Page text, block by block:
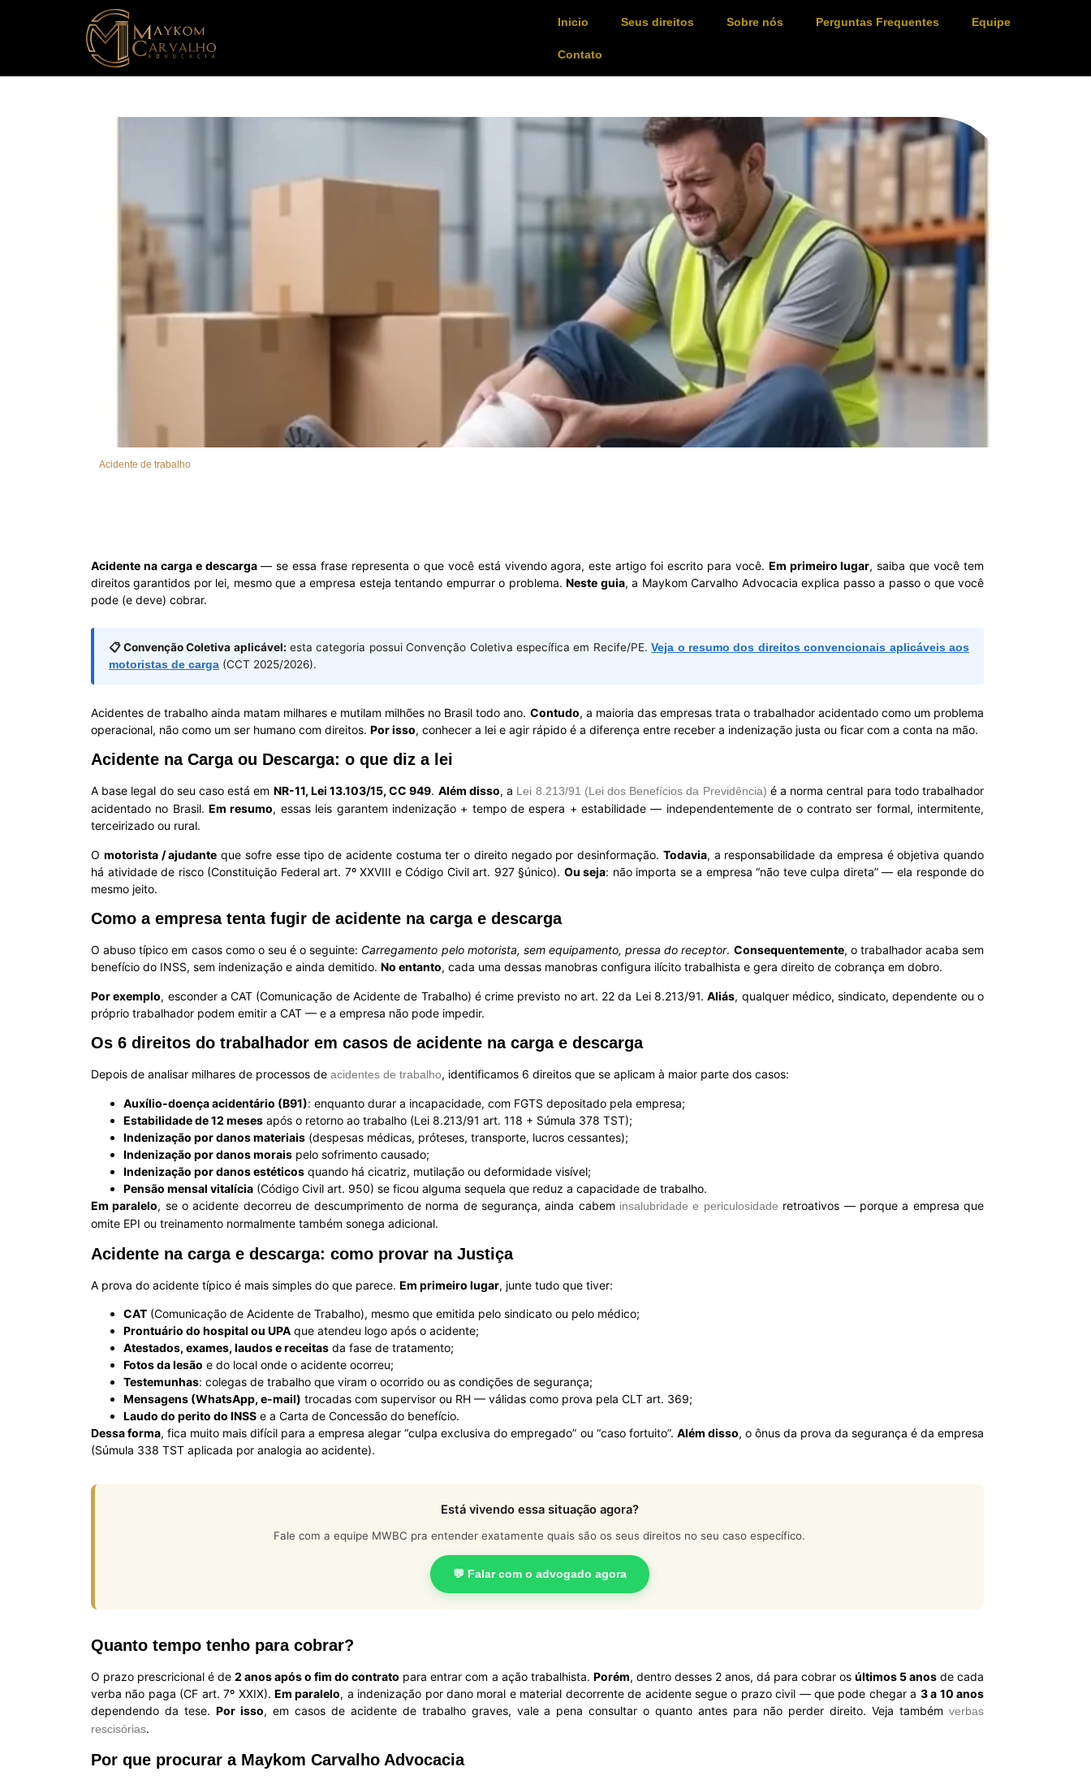
Inicio Seus direitos Sobre nós Perguntas Frequentes Equipe
Contato
Acidente de trabalho
Acidente na carga e descarga— se essa frase representa o que você está vivendo agora, este artigo foi escrito para você. Em primeiro lugar, saiba que você tem
direitos garantidos por lei, mesmo que a empresa esteja tentando empurrar o problema.Neste guia, a Maykom Carvalho Advocacia explica passo a passo o que você
pode (e deve) cobrar.
📋 Convenção Coletiva aplicável: esta categoria possui Convenção Coletiva específica em Recife/PE.Veja o resumo dos direitos convencionais aplicáveis aos
motoristas de carga (CCT 2025/2026).
Acidentes de trabalho ainda matam milhares e mutilam milhões no Brasil todo ano. Contudo, a maioria das empresas trata o trabalhador acidentado como um problema
operacional, não como um ser humano com direitos. Por isso, conhecer a lei e agir rápido é a diferença entre receber a indenização justa ou ficar com a conta na mão.
Acidente na Carga ou Descarga: o que diz a lei
A base legal do seu caso está em NR-11, Lei 13.103/15, CC 949. Além disso, a Lei 8.213/91 (Lei dos Benefícios da Previdência) é a norma central para todo trabalhador
acidentado no Brasil.Em resumo, essas leis garantem indenização + tempo de espera + estabilidade — independentemente de o contrato ser formal, intermitente,
terceirizado ou rural.
O motorista / ajudante que sofre esse tipo de acidente costuma ter o direito negado por desinformação. Todavia, a responsabilidade da empresa é objetiva quando
há atividade de risco (Constituição Federal art. 7º XXVIII e Código Civil art. 927 §único). Ou seja: não importa se a empresa “não teve culpa direta” — ela responde do
mesmo jeito.
Como a empresa tenta fugir de acidente na carga e descarga
O abuso típico em casos como o seu é o seguinte: Carregamento pelo motorista, sem equipamento, pressa do receptor. Consequentemente, o trabalhador acaba sem
benefício do INSS, sem indenização e ainda demitido. No entanto, cada uma dessas manobras configura ilícito trabalhista e gera direito de cobrança em dobro.
Por exemplo, esconder a CAT (Comunicação de Acidente de Trabalho) é crime previsto no art. 22 da Lei 8.213/91.Aliás, qualquer médico, sindicato, dependente ou o
próprio trabalhador podem emitir a CAT — e a empresa não pode impedir.
Os 6 direitos do trabalhador em casos de acidente na carga e descarga
Depois de analisar milhares de processos de acidentes de trabalho, identificamos 6 direitos que se aplicam à maior parte dos casos:
Auxílio-doença acidentário (B91): enquanto durar a incapacidade, com FGTS depositado pela empresa;
Estabilidade de 12 meses após o retorno ao trabalho (Lei 8.213/91 art. 118 + Súmula 378 TST);
Indenização por danos materiais (despesas médicas, próteses, transporte, lucros cessantes);
Indenização por danos morais pelo sofrimento causado;
Indenização por danos estéticos quando há cicatriz, mutilação ou deformidade visível;
Pensão mensal vitalícia (Código Civil art. 950) se ficou alguma sequela que reduz a capacidade de trabalho.
Em paralelo, se o acidente decorreu de descumprimento de norma de segurança, ainda cabem insalubridade e periculosidade retroativos — porque a empresa que
omite EPI ou treinamento normalmente também sonega adicional.
Acidente na carga e descarga: como provar na Justiça
A prova do acidente típico é mais simples do que parece. Em primeiro lugar, junte tudo que tiver:
CAT (Comunicação de Acidente de Trabalho), mesmo que emitida pelo sindicato ou pelo médico;
Prontuário do hospital ou UPA que atendeu logo após o acidente;
Atestados, exames, laudos e receitas da fase de tratamento;
Fotos da lesão e do local onde o acidente ocorreu;
Testemunhas: colegas de trabalho que viram o ocorrido ou as condições de segurança;
Mensagens (WhatsApp, e-mail) trocadas com supervisor ou RH — válidas como prova pela CLT art. 369;
Laudo do perito do INSS e a Carta de Concessão do benefício.
Dessa forma, fica muito mais difícil para a empresa alegar “culpa exclusiva do empregado” ou “caso fortuito”. Além disso, o ônus da prova da segurança é da empresa
(Súmula 338 TST aplicada por analogia ao acidente).
Está vivendo essa situação agora?
Fale com a equipe MWBC pra entender exatamente quais são os seus direitos no seu caso específico.
💬 Falar com o advogado agora
Quanto tempo tenho para cobrar?
O prazo prescricional é de2 anos após o fim do contrato para entrar com a ação trabalhista. Porém, dentro desses 2 anos, dá para cobrar os últimos 5 anosde cada
verba não paga (CF art. 7º XXIX). Em paralelo, a indenização por dano moral e material decorrente de acidente segue o prazo civil — que pode chegar a 3 a 10 anos
dependendo da tese. Por isso, em casos de acidente de trabalho graves, vale a pena consultar o quanto antes para não perder direito. Veja tambémverbas
rescisórias.
Por que procurar a Maykom Carvalho Advocacia